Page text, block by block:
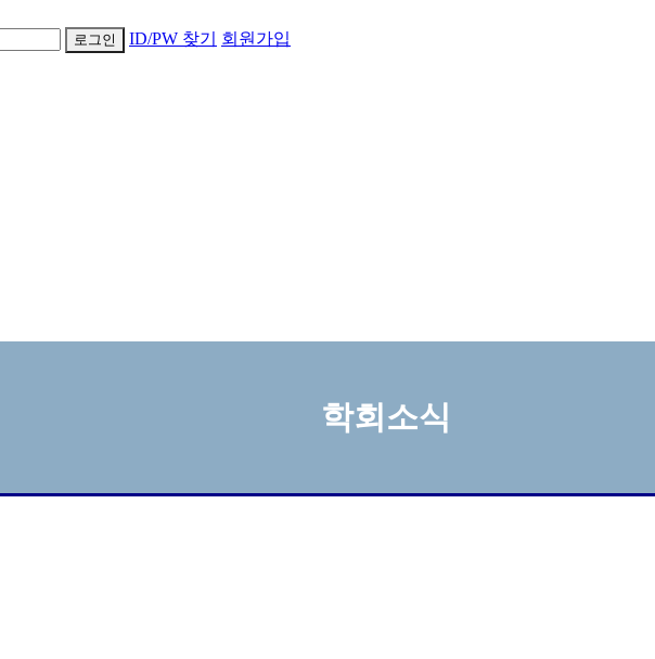
로그인 ID/PW 찾기 회원가입
학회소식